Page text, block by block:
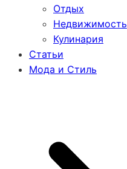
Отдых
Недвижимость
Кулинария
Статьи
Мода и Стиль